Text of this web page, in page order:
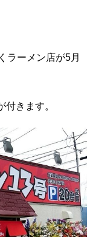
ラーメン店が5月
きます。